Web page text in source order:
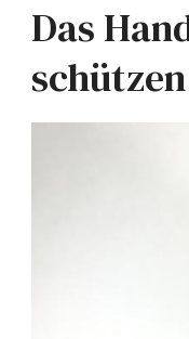
Das
schützen